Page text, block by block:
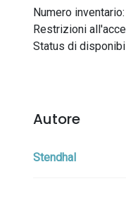
Numero
Restrizioni
Status di
Autore
Stendhal